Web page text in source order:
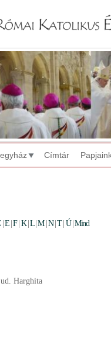
Címtár
E |F K L |M N |T Ú |Mind
Harghita